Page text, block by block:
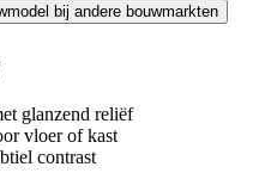
bij andere bouwmarkten
glanzend reliëf
vloer of kast
contrast